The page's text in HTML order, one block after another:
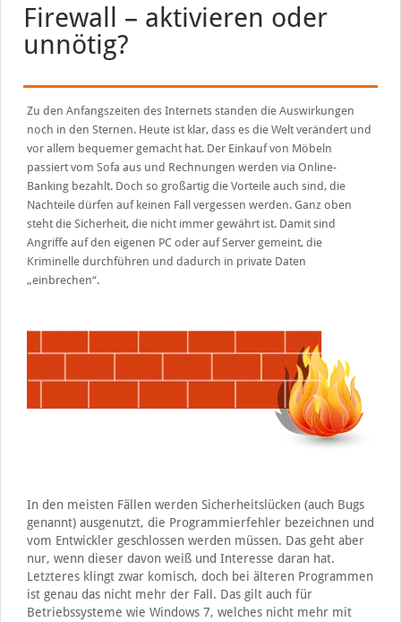
Firewall – aktivieren oder
unnötig?
Zu den Anfangszeiten des Internets standen die Auswirkungen
noch in den Sternen. Heute ist klar, dass es die Welt verändert und
vor allem bequemer gemacht hat. Der Einkauf von Möbeln
passiert vom Sofa aus und Rechnungen werden via Online-
Banking bezahlt. Doch so großartig die Vorteile auch sind, die
Nachteile dürfen auf keinen Fall vergessen werden. Ganz oben
steht die Sicherheit, die nicht immer gewährt ist. Damit sind
Angriffe auf den eigenen PC oder auf Server gemeint, die
Kriminelle durchführen und dadurch in private Daten
„einbrechen“.
In den meisten Fällen werden Sicherheitslücken (auch Bugs
genannt) ausgenutzt, die Programmierfehler bezeichnen und
vom Entwickler geschlossen werden müssen. Das geht aber
nur, wenn dieser davon weiß und Interesse daran hat.
Letzteres klingt zwar komisch, doch bei älteren Programmen
ist genau das nicht mehr der Fall. Das gilt auch für
Betriebssysteme wie Windows 7, welches nicht mehr mit